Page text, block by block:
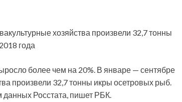
хозяйства произвели 32,7 тонны
года
более чем на 20%. В январе — сентябре
произвели 32,7 тонны икры осетровых рыб.
данных Росстата, пишет РБК.